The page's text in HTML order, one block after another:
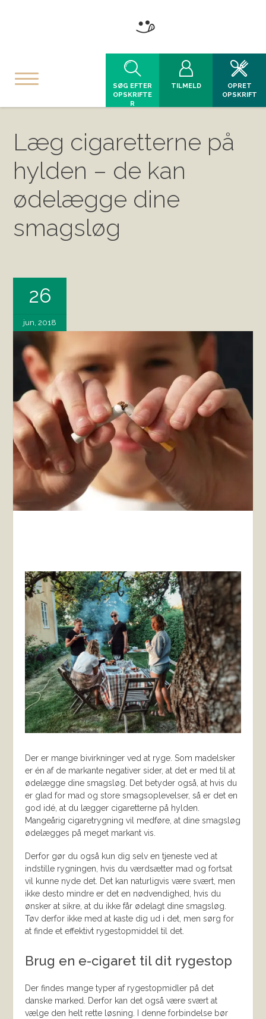
SØG EFTER
OPSKRIFTE
R
TILMELD
OPRET
OPSKRIFT
Læg cigaretterne på
hylden – de kan
ødelægge dine
smagsløg
26
jun, 2018
Der er mange bivirkninger ved at ryge. Som madelsker
er én af de markante negativer sider, at det er med til at
ødelægge dine smagsløg. Det betyder også, at hvis du
er glad for mad og store smagsoplevelser, så er det en
god idé, at du lægger cigaretterne på hylden.
Mangeårig cigaretrygning vil medføre, at dine smagsløg
ødelægges på meget markant vis.
Derfor gør du også kun dig selv en tjeneste ved at
indstille rygningen, hvis du værdsætter mad og fortsat
vil kunne nyde det. Det kan naturligvis være svært, men
ikke desto mindre er det en nødvendighed, hvis du
ønsker at sikre, at du ikke får ødelagt dine smagsløg.
Tøv derfor ikke med at kaste dig ud i det, men sørg for
at finde et effektivt rygestopmiddel til det.
Brug en e-cigaret til dit rygestop
Der findes mange typer af rygestopmidler på det
danske marked. Derfor kan det også være svært at
vælge den helt rette løsning. I denne forbindelse bør